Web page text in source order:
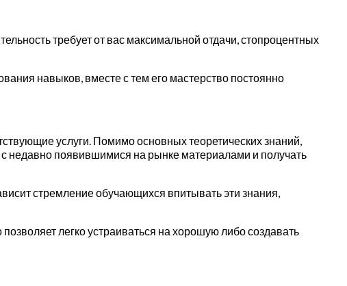
требует от вас максимальной отдачи, стопроцентных
навыков, вместе с тем его мастерство постоянно
услуги. Помимо основных теоретических знаний,
недавно появившимися на рынке материалами и получать
стремление обучающихся впитывать эти знания,
легко устраиваться на хорошую либо создавать